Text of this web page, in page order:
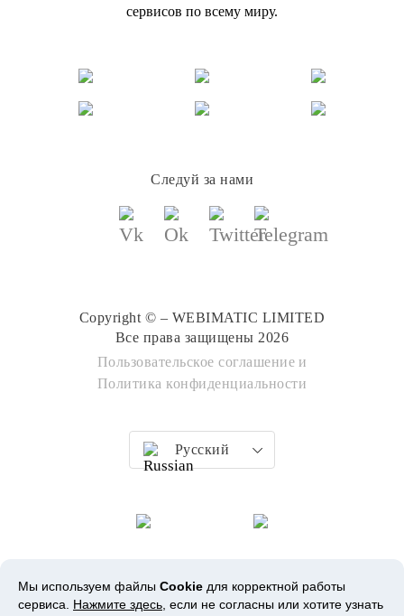
сервисов по всему миру.
Следуй за нами
Copyright © – WEBIMATIC LIMITED
Все права защищены 2026
Пользовательское соглашение и
Политика конфиденциальности
Русский
Мы используем файлы Cookie для корректной работы
сервиса. Нажмите здесь , если не согласны или хотите узнать